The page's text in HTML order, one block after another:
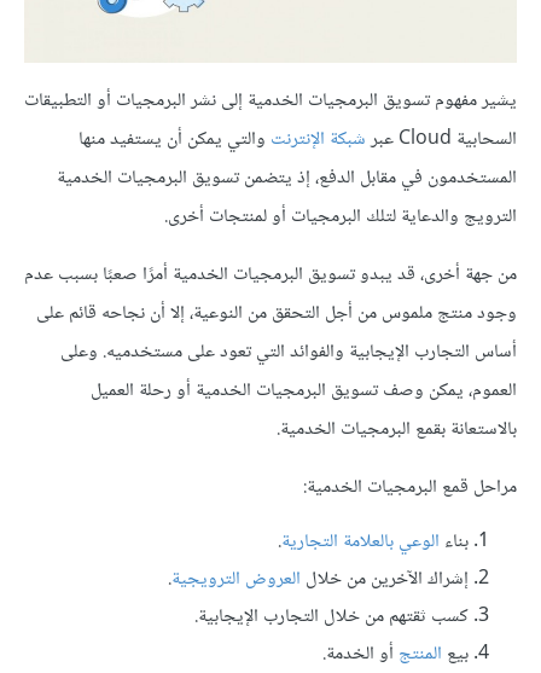
يشير مفهوم تسويق البرمجيات الخدمية إلى نشر البرمجيات أو التطبيقات
السحابية Cloud عبر
شبكة الإنترنت والتي يمكن أن يستفيد منها
المستخدمون في مقابل الدفع، إذ يتضمن تسويق البرمجيات الخدمية
الترويج والدعاية لتلك البرمجيات أو لمنتجات أخرى.
من جهة أخرى، قد يبدو تسويق البرمجيات الخدمية أمرًا صعبًا بسبب عدم
وجود منتج ملموس من أجل التحقق من النوعية، إلا أن نجاحه قائم على
أساس التجارب الإيجابية والفوائد التي تعود على مستخدميه. وعلى
العموم، يمكن وصف تسويق البرمجيات الخدمية أو رحلة العميل
بالاستعانة بقمع البرمجيات الخدمية.
مراحل قمع البرمجيات الخدمية:
بناء الوعي بالعلامة التجارية.
إشراك الآخرين من خلال العروض الترويجية.
كسب ثقتهم من خلال التجارب الإيجابية.
بيع المنتج أو الخدمة.